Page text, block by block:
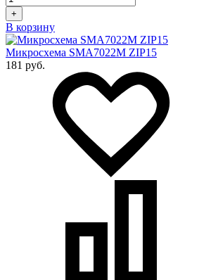
+
В корзину
Микросхема SMA7022M ZIP15
181 руб.